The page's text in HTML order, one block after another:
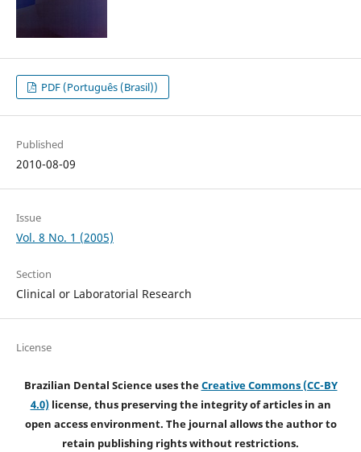
PDF (Português (Brasil))
Published
2010-08-09
Issue
Vol. 8 No. 1 (2005)
Section
Clinical or Laboratorial Research
License
Brazilian Dental Science uses theCreative Commons (CC-BY
4.0)license, thus preserving the integrity of articles in an
open access environment. The journal allows the author to
retain publishing rights without restrictions.